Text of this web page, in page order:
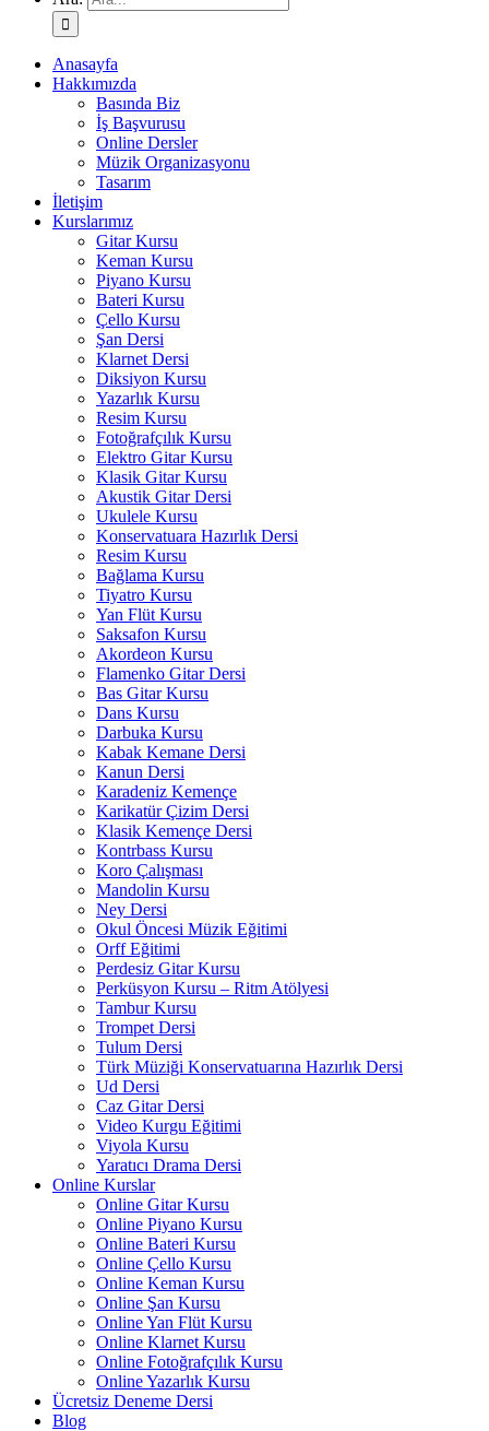
Anasayfa
Hakkımızda
Basında Biz
İş Başvurusu
Online Dersler
Müzik Organizasyonu
Tasarım
İletişim
Kurslarımız
Gitar Kursu
Keman Kursu
Piyano Kursu
Bateri Kursu
Çello Kursu
Şan Dersi
Klarnet Dersi
Diksiyon Kursu
Yazarlık Kursu
Resim Kursu
Fotoğrafçılık Kursu
Elektro Gitar Kursu
Klasik Gitar Kursu
Akustik Gitar Dersi
Ukulele Kursu
Konservatuara Hazırlık Dersi
Resim Kursu
Bağlama Kursu
Tiyatro Kursu
Yan Flüt Kursu
Saksafon Kursu
Akordeon Kursu
Flamenko Gitar Dersi
Bas Gitar Kursu
Dans Kursu
Darbuka Kursu
Kabak Kemane Dersi
Kanun Dersi
Karadeniz Kemençe
Karikatür Çizim Dersi
Klasik Kemençe Dersi
Kontrbass Kursu
Koro Çalışması
Mandolin Kursu
Ney Dersi
Okul Öncesi Müzik Eğitimi
Orff Eğitimi
Perdesiz Gitar Kursu
Perküsyon Kursu – Ritm Atölyesi
Tambur Kursu
Trompet Dersi
Tulum Dersi
Türk Müziği Konservatuarına Hazırlık Dersi
Ud Dersi
Caz Gitar Dersi
Video Kurgu Eğitimi
Viyola Kursu
Yaratıcı Drama Dersi
Online Kurslar
Online Gitar Kursu
Online Piyano Kursu
Online Bateri Kursu
Online Çello Kursu
Online Keman Kursu
Online Şan Kursu
Online Yan Flüt Kursu
Online Klarnet Kursu
Online Fotoğrafçılık Kursu
Online Yazarlık Kursu
Ücretsiz Deneme Dersi
Blog